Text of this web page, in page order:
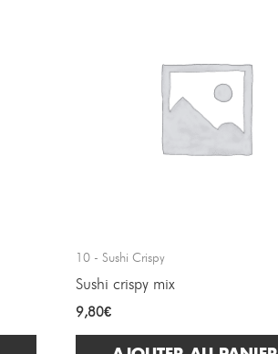
10 - Sushi Crispy
Sushi crispy mix
9,80€